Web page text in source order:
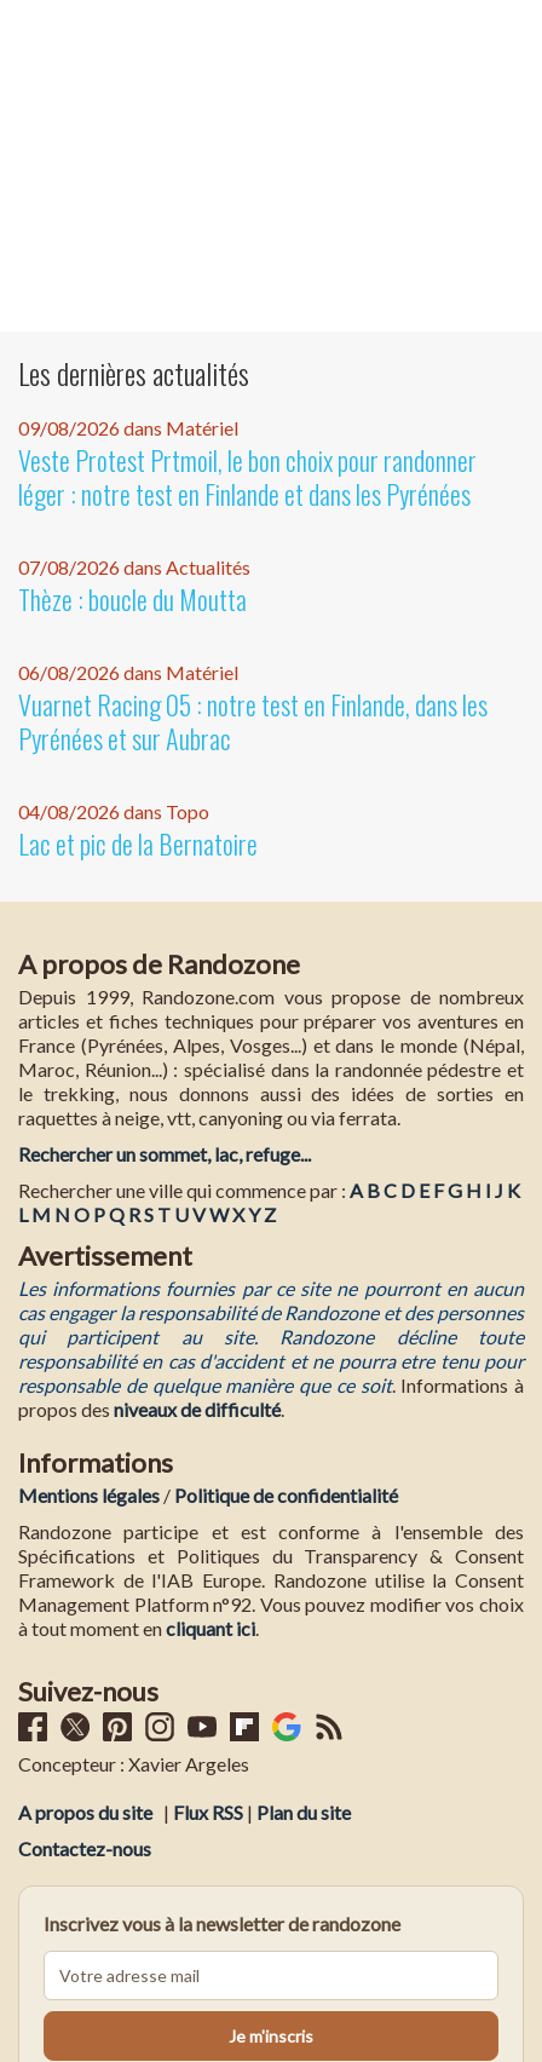
Les dernières actualités
09/08/2026 dans Matériel
Veste Protest Prtmoil, le bon choix pour randonner
léger : notre test en Finlande et dans les Pyrénées
07/08/2026 dans Actualités
Thèze : boucle du Moutta
06/08/2026 dans Matériel
Vuarnet Racing 05 : notre test en Finlande, dans les
Pyrénées et sur Aubrac
04/08/2026 dans Topo
Lac et pic de la Bernatoire
A propos de Randozone
Depuis 1999, Randozone.com vous propose de nombreux
articles et fiches techniques pour préparer vos aventures en
France (Pyrénées, Alpes, Vosges...) et dans le monde (Népal,
Maroc, Réunion...) : spécialisé dans la randonnée pédestre et
le trekking, nous donnons aussi des idées de sorties en
raquettes à neige, vtt, canyoning ou via ferrata.
Rechercher un sommet, lac, refuge...
Rechercher une ville qui commence par : A BC D E FG H I J K
L M N O PQ RS T UVWXY Z
Avertissement
Les informations fournies par ce site ne pourront en aucun
cas engager la responsabilité de Randozone et des personnes
qui participent au site. Randozone décline toute
responsabilité en cas d'accident et ne pourra etre tenu pour
responsable de quelque manière que ce soit. Informations à
propos des niveaux de difficulté.
Informations
Mentions légales / Politique de confidentialité
Randozone participe et est conforme à l'ensemble des
Spécifications et Politiques du Transparency & Consent
Framework de l'IAB Europe. Randozone utilise la Consent
Management Platform n°92. Vous pouvez modifier vos choix
à tout moment encliquant ici.
Suivez-nous
Concepteur : Xavier Argeles
A propos du site | Flux RSS | Plan du site
Contactez-nous
Inscrivez vous à la newsletter de randozone